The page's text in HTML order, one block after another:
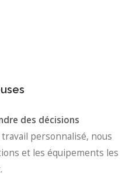
des décisions
travail personnalisé, nous
et les équipements les